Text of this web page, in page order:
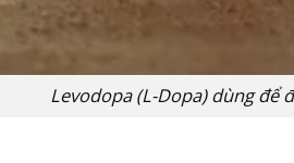
Levodopa (L-Dopa) dùng để